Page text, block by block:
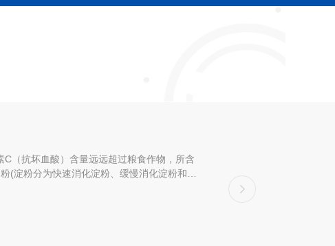
（抗坏血酸）含量远远超过粮食作物，所含
(淀粉分为快速消化淀粉、缓慢消化淀粉和具